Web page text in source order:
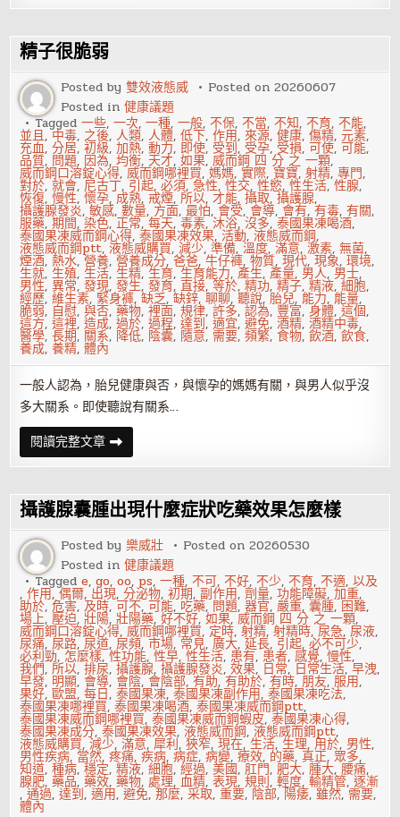
床
必
殺
技
讓
男
人
急
不
可
耐
精子很脆弱
Posted by雙效液態威 Posted on20260607
Posted in健康議題
Tagged一些,一次,一種,一般,不保,不當,不知,不育,不能,
並且,中毒, 之後,人類,人體,低下,作用,來源,健康,傷精,元素,
充血,分居,初級,加熱,動力, 即使, 受到, 受孕, 受損,可使,可能,
品質, 問題, 因為,均衡, 天才,如果,威而鋼 四 分 之 一顆,
威而鋼口溶錠心得,威而鋼哪裡買,媽媽,實際, 寶寶,射精,專門,
對於,就會, 尼古丁, 引起,必須,急性,性交,性慾,性生活,性腺,
恢復,慢性,懷孕, 成熟,戒煙,所以,才能,攝取,攝護腺,
攝護腺發炎,敏感,數量, 方面,最怕,會受, 會導, 會有,有毒,有關,
服藥,期間,染色,正常,每天,毒素,沐浴,沒多,泰國果凍喝酒,
泰國果凍威而鋼心得,泰國果凍效果,活動,液態威而鋼,
液態威而鋼ptt,液態威購買,減少,準備,溫度,滿意,激素,無菌,
煙酒,熱水,營養,營養成分,爸爸,牛仔褲,物質,現代,現象,環境,
生就,生殖,生活,生精,生育,生育能力,產生,產量, 男人, 男士,
男性,異常,發現,發生,發育,直接,等於,精功,精子,精液,細胞,
經歷,維生素, 緊身褲,缺乏,缺鋅,聊聊,聽說,胎兒,能力,能量,
脆弱, 自慰,與否,藥物,裡面,規律,許多,認為, 豐富,身體,這個,
這方,這裡,造成,過於,過程,達到,適宜,避免,酒精,酒精中毒,
醫學,長期, 關系, 降低, 陰囊, 隨意, 需要,頻繁,食物,飲酒,飲食,
養成,養精,體內
一般人認為，胎兒健康與否，與懷孕的媽媽有關，與男人似乎沒
多大關系。即使聽說有關系…
閱讀完整文章精
子
很
弱
攝護腺囊腫出現什麼症狀吃藥效果怎麼樣
Posted by樂威壯 Posted on20260530
Posted in健康議題
Taggede,go,oo, ps,一種,不可,不好,不少,不育,不適,以及
,作用,偶爾, 出現,分泌物,初期,副作用,劑量,功能障礙,加重,
助於,危害,及時,可不,可能, 吃藥, 問題,器官,嚴重,囊腫, 困難,
場上,壓迫,壯陽,壯陽藥,好不好,如果,威而鋼 四 分 之 一顆,
威而鋼口溶錠心得,威而鋼哪裡買, 定時,射精,射精時,尿急,尿液,
尿痛,尿路,尿道,尿頻,市場, 常見,廣大,延長, 引起,必不可少,
必利勁, 怎麼樣,性功能,性早,性生活, 患有, 患者,感覺,慢性,
我們,所以,排尿,攝護腺,攝護腺發炎,效果, 日常, 日常生活,早洩,
早發, 明顯, 會導, 會陰,會陰部,有助,有助於,有時,朋友,服用,
果好,歐盟,每日,泰國果凍,泰國果凍副作用,泰國果凍吃法,
泰國果凍哪裡買,泰國果凍喝酒,泰國果凍威而鋼ptt,
泰國果凍威而鋼哪裡買,泰國果凍威而鋼蝦皮,泰國果凍心得,
泰國果凍成分,泰國果凍效果,液態威而鋼,液態威而鋼ptt,
液態威購買,減少,滿意,犀利,狹窄,現在,生活,生理, 用於, 男性,
男性疾病, 當然,疼痛,疾病,病症,病變,療效, 的藥,真正,眾多,
知道,種病,穩定,精液,細胞,經過,美國,肛門,肥大,腫大,腰痛,
腺肥,藥品,藥效,藥物,處理,血精,表現,規則,輕度,輸精管,逐漸
,通過,達到,適用,避免,那麼,采取,重要, 陰部, 陽痿,雖然, 需要,
體內